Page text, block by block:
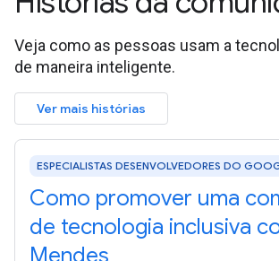
Veja como as pessoas usam a
de maneira inteligente.
Ver mais histórias
ESPECIALISTAS DESENVOLVEDORES DO
Como promover uma
de tecnologia inclusiva
Mendes